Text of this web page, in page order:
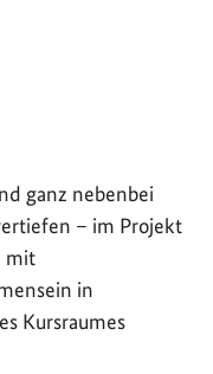
ganz nebenbei
– im Projekt
mit
in
Kursraumes